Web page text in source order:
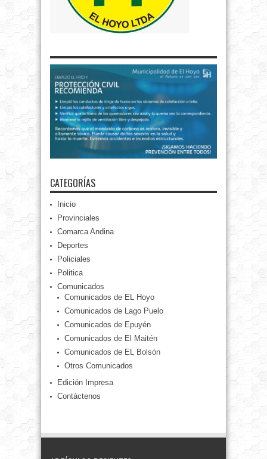
CATEGORÍAS
Inicio
Provinciales
Comarca Andina
Deportes
Policiales
Politica
Comunicados
Comunicados de EL Hoyo
Comunicados de Lago Puelo
Comunicados de Epuyén
Comunicados de El Maitén
Comunicados de EL Bolsón
Otros Comunicados
Edición Impresa
Contáctenos